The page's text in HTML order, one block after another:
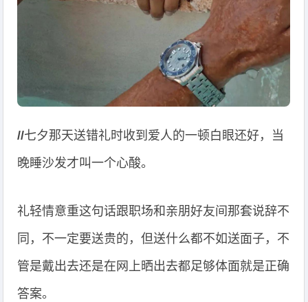
//七夕那天送错礼时收到爱人的一顿白眼还好，当
晚睡沙发才叫一个心酸。
礼轻情意重这句话跟职场和亲朋好友间那套说辞不
同，不一定要送贵的，但送什么都不如送面子，不
管是戴出去还是在网上晒出去都足够体面就是正确
答案。